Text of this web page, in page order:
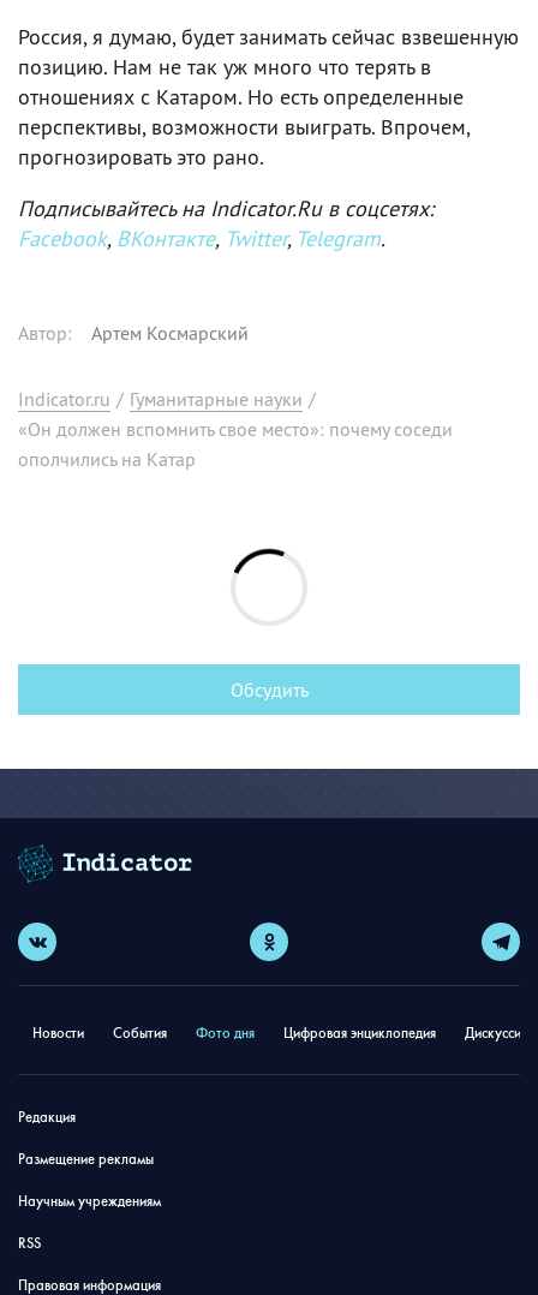
Россия, я думаю, будет занимать сейчас взвешенную
позицию. Нам не так уж много что терять в
отношениях с Катаром. Но есть определенные
перспективы, возможности выиграть. Впрочем,
прогнозировать это рано.
Подписывайтесь на Indicator.Ru в соцсетях:
Facebook, ВКонтакте, Twitter, Telegram.
Автор: Артем Космарский
Indicator.ru / Гуманитарные науки /
«Он должен вспомнить свое место»: почему соседи
ополчились на Катар
Обсудить
Новости События Фото дня Цифровая энциклопедия
Редакция
Размещение рекламы
Научным учреждениям
RSS
Правовая информация